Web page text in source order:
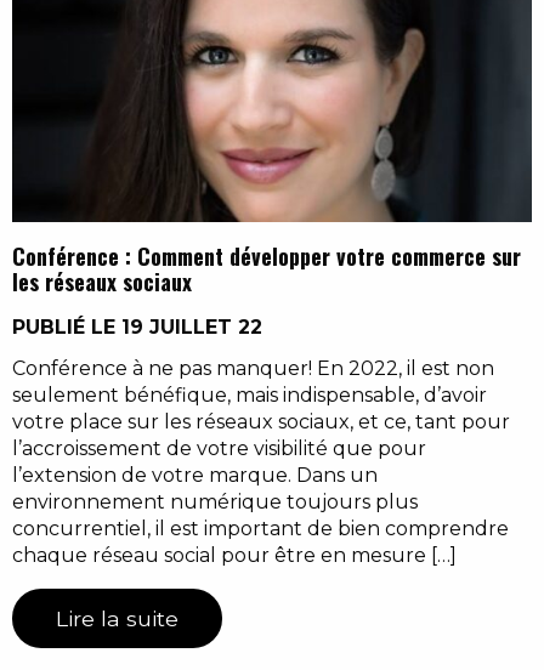
Conférence : Comment développer votre commerce sur
les réseaux sociaux
PUBLIÉ LE 19 JUILLET 22
Conférence à ne pas manquer! En 2022, il est non
seulement bénéfique, mais indispensable, d’avoir
votre place sur les réseaux sociaux, et ce, tant pour
l’accroissement de votre visibilité que pour
l’extension de votre marque. Dans un
environnement numérique toujours plus
concurrentiel, il est important de bien comprendre
chaque réseau social pour être en mesure […]
Lire la suite